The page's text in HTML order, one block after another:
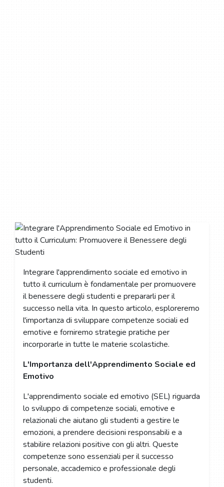
Integrare l'apprendimento sociale ed emotivo in
tutto il curriculum è fondamentale per promuovere
il benessere degli studenti e prepararli per il
successo nella vita. In questo articolo, esploreremo
l'importanza di sviluppare competenze sociali ed
emotive e forniremo strategie pratiche per
incorporarle in tutte le materie scolastiche.
L'Importanza dell'Apprendimento Sociale ed
Emotivo
L'apprendimento sociale ed emotivo (SEL) riguarda
lo sviluppo di competenze sociali, emotive e
relazionali che aiutano gli studenti a gestire le
emozioni, a prendere decisioni responsabili e a
stabilire relazioni positive con gli altri. Queste
competenze sono essenziali per il successo
personale, accademico e professionale degli
studenti.